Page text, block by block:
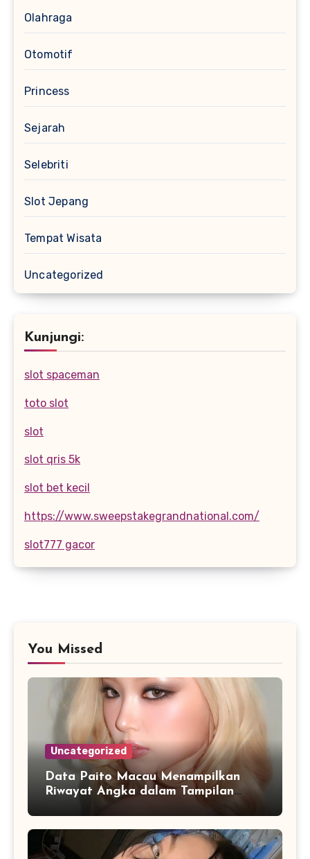
Olahraga
Otomotif
Princess
Sejarah
Selebriti
Slot Jepang
Tempat Wisata
Uncategorized
Kunjungi:
slot spaceman
toto slot
slot
slot qris 5k
slot bet kecil
https://www.sweepstakegrandnational.com/
slot777 gacor
You Missed
Uncategorized
Data Paito Macau Menampilkan
Riwayat Angka dalam Tampilan
yang Lebih Teratur dan Mudah
Dipahami